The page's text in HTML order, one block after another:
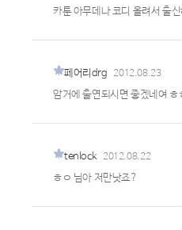
카툰 아무데나 코디 올려서 출
페어리drg 2012.08.23
암거에 출연되시면 좋겠네여 ㅎ
tenlock 2012.08.22
ㅎㅇ 님아 저만낫죠?